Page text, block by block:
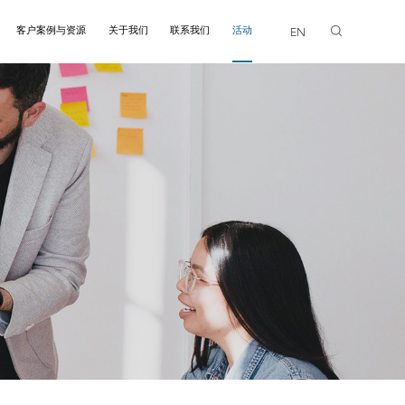
EN
客户案例与资源 关于我们 联系我们 活动